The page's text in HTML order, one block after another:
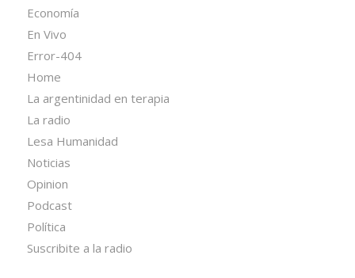
Economía
En Vivo
Error-404
Home
La argentinidad en terapia
La radio
Lesa Humanidad
Noticias
Opinion
Podcast
Política
Suscribite a la radio